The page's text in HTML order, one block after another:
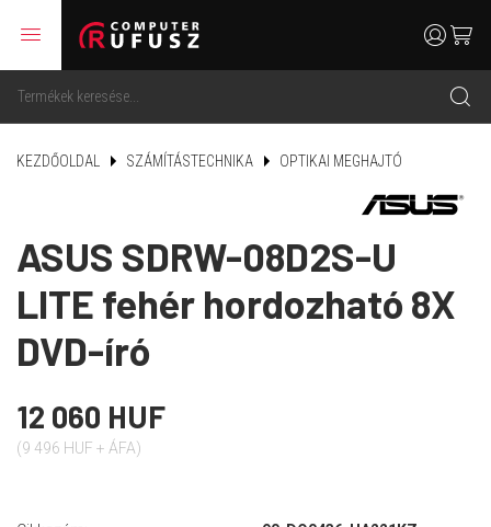
menu
search
usercart
KEZDŐOLDAL SZÁMÍTÁSTECHNIKA OPTIKAI MEGHAJTÓ
ASUS SDRW-08D2S-U
LITE fehér hordozható 8X
DVD-író
12 060 HUF
(9 496 HUF + ÁFA)